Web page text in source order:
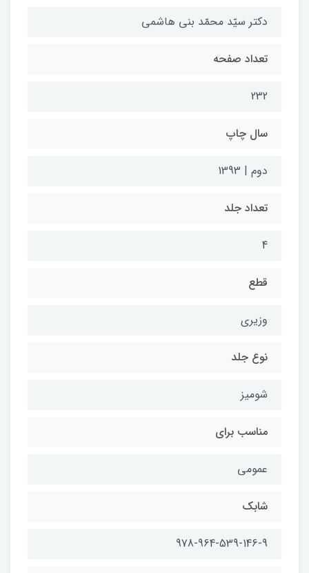
دکتر سیّد محمّد بنی هاشمی
تعداد صفحه
232
سال چاپ
دوم | 1393
تعداد جلد
4
قطع
وزیری
نوع جلد
شومیز
مناسب برای
عمومی
شابک
978-964-539-146-9